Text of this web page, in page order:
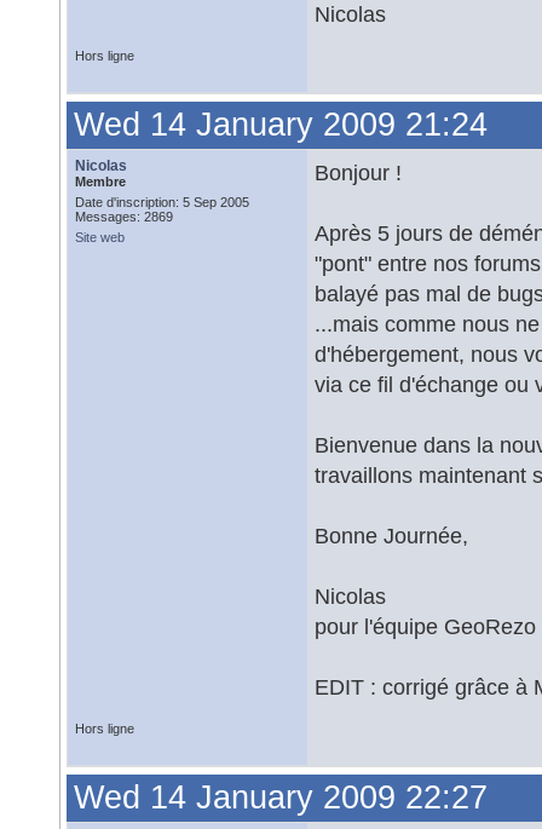
Nicolas
Hors ligne
Wed 14 January 2009 21:24
Nicolas
Membre
Date d'inscription: 5 Sep 2005
Messages: 2869
Site web
Bonjour !
Après 5 jours de
"pont" entre nos
balayé pas mal de
...mais comme nous
d'hébergement, nous
via ce fil d'échange ou
Bienvenue dans la
travaillons maintenant
Bonne Journée,
Nicolas
pour l'équipe GeoRezo
EDIT : corrigé grâce à
Hors ligne
Wed 14 January 2009 22:27